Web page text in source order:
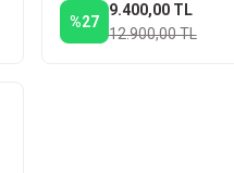
%27
9.400,00 TL
12.900,00 TL